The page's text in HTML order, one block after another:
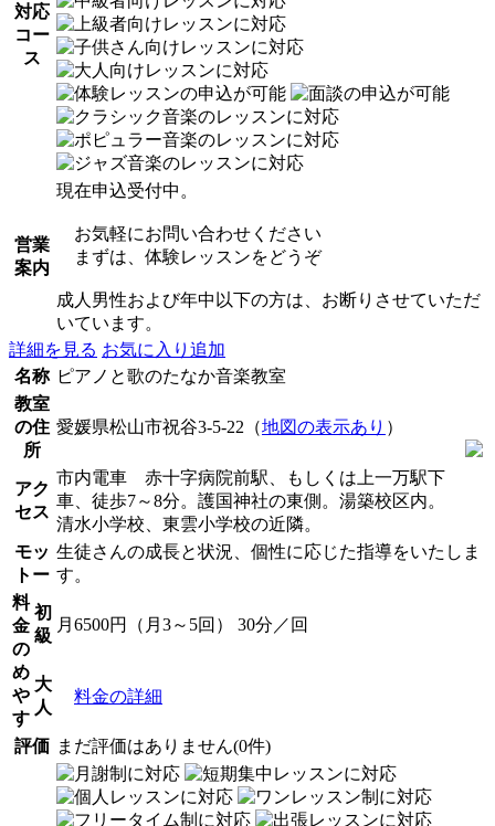
対応
コー
ス
営業
案内
現在申込受付中。
お気軽にお問い合わせください
まずは、体験レッスンをどうぞ
成人男性および年中以下の方は、お断りさせていただ
いています。
詳細を見る お気に入り追加
名称 ピアノと歌のたなか音楽教室
教室
の住
所
愛媛県松山市祝谷3-5-22（地図の表示あり ）
アク
セス
市内電車 赤十字病院前駅、もしくは上一万駅下
車、徒歩7～8分。護国神社の東側。湯築校区内。
清水小学校、東雲小学校の近隣。
モッ
トー
生徒さんの成長と状況、個性に応じた指導をいたしま
す。
料
金
の
め
や
す
初
級
月6500円（月3～5回） 30分／回
大
人
料金の詳細
評価 まだ評価はありません(0件)